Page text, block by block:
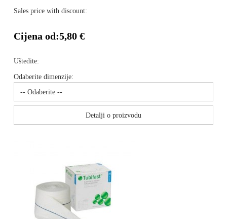
Sales price with discount:
Cijena od:5,80 €
Uštedite:
Odaberite dimenzije:
Detalji o proizvodu